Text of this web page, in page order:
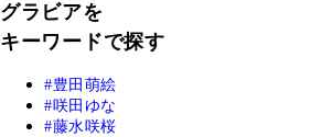
グラビアを
キーワードで探す
豊田萌絵
咲田ゆな
藤水咲桜